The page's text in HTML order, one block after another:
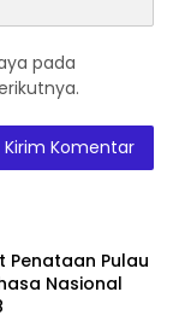
pada
Penataan Pulau
Nasional